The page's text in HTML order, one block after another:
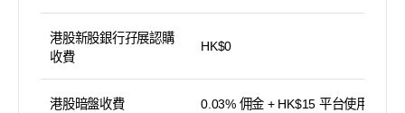
港股新股銀行孖展認購
收費
HK$0
港股暗盤收費 0.03% 佣金 + HK$15 平台使用費